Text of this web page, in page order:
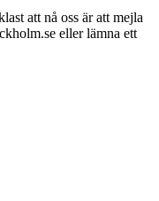
att nå oss är att mejla
eller lämna ett